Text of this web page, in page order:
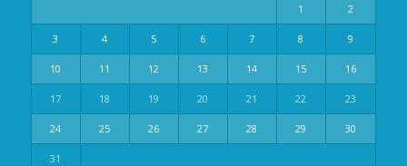
1 2
3 4 5 6 7 8 9
10 11 12 13 14 15 16
17 18 19 20 21 22 23
24 25 26 27 28 29 30
31